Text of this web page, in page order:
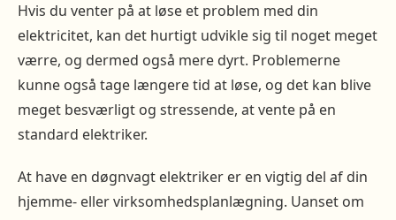
Hvis du venter på at løse et problem med din
elektricitet, kan det hurtigt udvikle sig til noget meget
værre, og dermed også mere dyrt. Problemerne
kunne også tage længere tid at løse, og det kan blive
meget besværligt og stressende, at vente på en
standard elektriker.
At have en døgnvagt elektriker er en vigtig del af din
hjemme- eller virksomhedsplanlægning. Uanset om